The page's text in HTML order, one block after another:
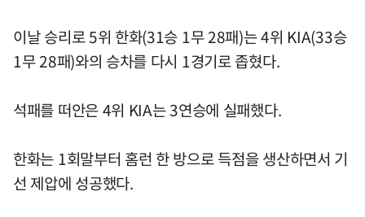
이날 승리로 5위 한화(31승 1무 28패)는 4위 KIA(33승
1무 28패)와의 승차를 다시 1경기로 좁혔다.
석패를 떠안은 4위 KIA는 3연승에 실패했다.
한화는 1회말부터 홈런 한 방으로 득점을 생산하면서 기
선 제압에 성공했다.